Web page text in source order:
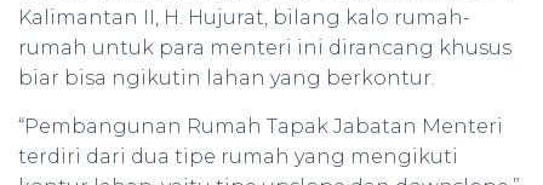
Kalimantan II, H. Hujurat, bilang kalo rumah-
rumah untuk para menteri ini dirancang khusus
biar bisa ngikutin lahan yang berkontur.
“Pembangunan Rumah Tapak Jabatan Menteri
terdiri dari dua tipe rumah yang mengikuti